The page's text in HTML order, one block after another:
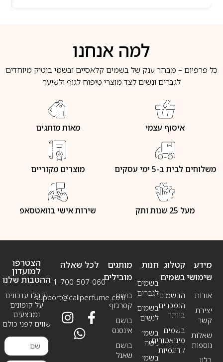
למה אנחנו
כל פרפיום – מבחר ענק של בשמים קלאסיים ובשמי בוטיק מיוחדים
לגברים ונשים לצד מוצרי טיפוח לגוף ולשיער
איסוף עצמי מאות מותגים
משלוחים לבית ב-5 ימי עסקים מוצרים מקוריים
מעל 25 שנות ותק שירות אישי בוואטסאפ
מידע
שימושי
אודות
יצירת
קשר
שאלות
נוספות
חנות
בשמים
לגברים
בשמים
לנשים
בשמי
נישה
בשמי
קטלוג
בשמים
הבשמים
הנמכרים
ביותר
בשמים
מיניאטורים
/ דוגמיות
מותגים
מובילים
בושם
קסרג’וף
בושם
אינסנס
בושם
שאנל
לכל שאלה
1-700-507-060
support@callperfume.co.il
הצטרפו
למועדון
ההטבות שלנו
וקבלו עדכונים
על קופונים
ומבצעים
שווים לפני כולם